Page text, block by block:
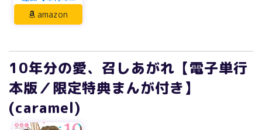
amazon
10年分の愛、召しあがれ【電子単行
本版／限定特典まんが付き】
(caramel)